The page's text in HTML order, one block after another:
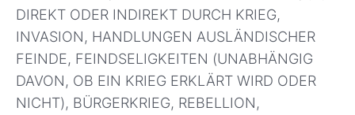
DIREKT ODER INDIREKT DURCH KRIEG,
INVASION, HANDLUNGEN AUSLÄNDISCHER
FEINDE, FEINDSELIGKEITEN (UNABHÄNGIG
DAVON, OB EIN KRIEG ERKLÄRT WIRD ODER
NICHT), BÜRGERKRIEG, REBELLION,